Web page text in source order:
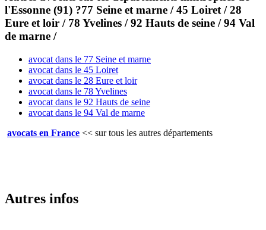
l'Essonne (91) ?77 Seine et marne / 45 Loiret / 28
Eure et loir / 78 Yvelines / 92 Hauts de seine / 94 Val
de marne /
avocat dans le 77 Seine et marne
avocat dans le 45 Loiret
avocat dans le 28 Eure et loir
avocat dans le 78 Yvelines
avocat dans le 92 Hauts de seine
avocat dans le 94 Val de marne
avocats en France << sur tous les autres départements
Autres infos